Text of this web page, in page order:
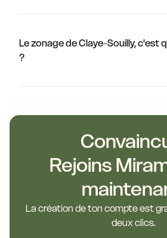
Le zonage de Claye-Souilly, c'est
?
Rejoins
La création de ton compte est
deux clics.